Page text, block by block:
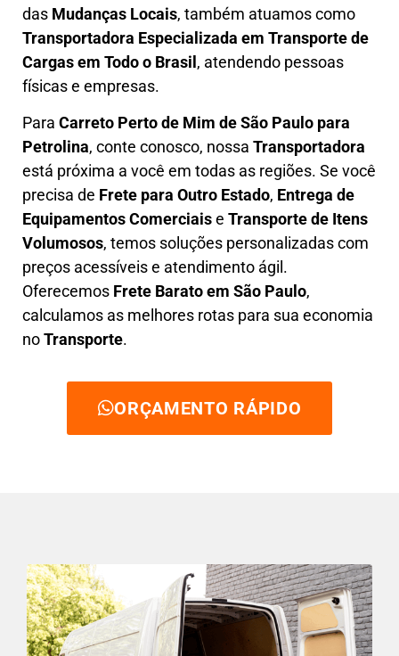
das Mudanças Locais, também atuamos como
Transportadora Especializada em Transporte de
Cargas em Todo o Brasil, atendendo pessoas
físicas e empresas.
Para Carreto Perto de Mim de São Paulo para
Petrolina, conte conosco, nossa Transportadora
está próxima a você em todas as regiões. Se você
precisa de Frete para Outro Estado, Entrega de
Equipamentos Comerciaise Transporte de Itens
Volumosos, temos soluções personalizadas com
preços acessíveis e atendimento ágil .
Oferecemos Frete Baratoem São Paulo,
calculamos as melhores rotas para sua economia
noTransporte.
ORÇAMENTO RÁPIDO